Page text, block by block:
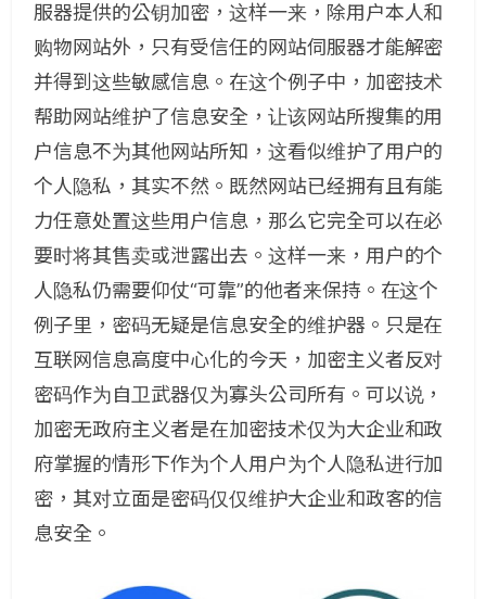
服器提供的公钥加密，这样一来，除用户本人和
购物网站外，只有受信任的网站伺服器才能解密
并得到这些敏感信息。在这个例子中，加密技术
帮助网站维护了信息安全，让该网站所搜集的用
户信息不为其他网站所知，这看似维护了用户的
个人隐私，其实不然。既然网站已经拥有且有能
力任意处置这些用户信息，那么它完全可以在必
要时将其售卖或泄露出去。这样一来，用户的个
人隐私仍需要仰仗“可靠”的他者来保持。在这个
例子里，密码无疑是信息安全的维护器。只是在
互联网信息高度中心化的今天，加密主义者反对
密码作为自卫武器仅为寡头公司所有。可以说，
加密无政府主义者是在加密技术仅为大企业和政
府掌握的情形下作为个人用户为个人隐私进行加
密，其对立面是密码仅仅维护大企业和政客的信
息安全。